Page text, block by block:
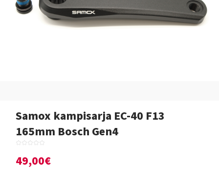
Samox kampisarja EC-40 F13
165mm Bosch Gen4
49,00€